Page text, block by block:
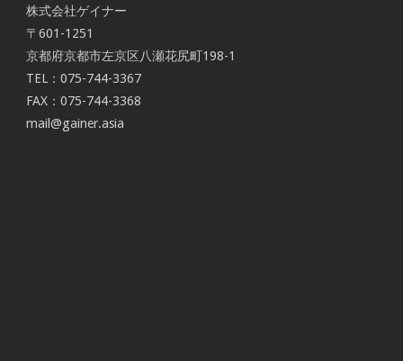
株式会社ゲイナー
〒601-1251
京都府京都市左京区八瀬花尻町198-1
TEL：075-744-3367
FAX：075-744-3368
mail@gainer.asia